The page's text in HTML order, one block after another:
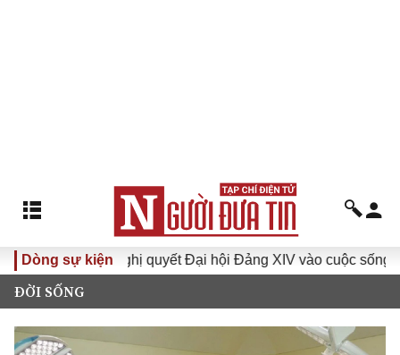
Dòng sự kiện
Đưa Nghị quyết Đại hội Đảng XIV vào cuộc sống
ĐỜI SỐNG